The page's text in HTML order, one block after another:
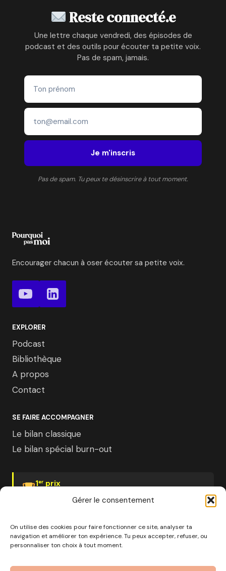
Gérer le consentement
On utilise des cookies pour faire fonctionner ce site, analyser ta
navigation et améliorer ton expérience. Tu peux accepter, refuser, ou
personnaliser ton choix à tout moment.
Reste connecté.e
Une lettre chaque vendredi, des épisodes de
podcast et des outils pour écouter ta petite voix.
Pas de spam, jamais.
Je m'inscris
Pas de spam. Tu peux te désinscrire à tout moment.
Encourager chacun à oser écouter sa petite voix.
EXPLORER
Podcast
Bibliothèque
A propos
Contact
SE FAIRE ACCOMPAGNER
Le bilan classique
Le bilan spécial burn-out
1er prix
capital de 1000€ · RCS Marseille · SIRET